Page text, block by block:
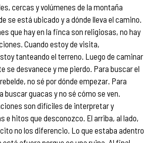
cercas y volúmenes de la montaña
se está ubicado y a dónde lleva el camino.
que hay en la finca son religiosas, no hay
Cuando estoy de visita,
tanteando el terreno. Luego de caminar
se desvanece y me pierdo. Para buscar el
no sé por dónde empezar. Para
buscar guacas y no sé cómo se ven.
son difíciles de interpretar y
e hitos que desconozco. El arriba, al lado,
no los diferencio. Lo que estaba adentro